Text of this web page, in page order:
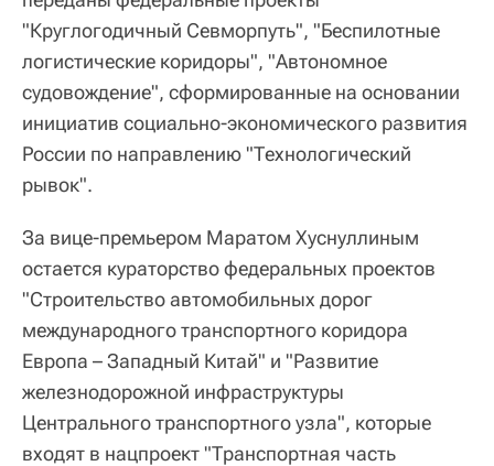
"Круглогодичный Севморпуть", "Беспилотные
логистические коридоры", "Автономное
судовождение", сформированные на основании
инициатив социально-экономического развития
России по направлению "Технологический
рывок".
За вице-премьером Маратом Хуснуллиным
остается кураторство федеральных проектов
"Строительство автомобильных дорог
международного транспортного коридора
Европа – Западный Китай" и "Развитие
железнодорожной инфраструктуры
Центрального транспортного узла", которые
входят в нацпроект "Транспортная часть